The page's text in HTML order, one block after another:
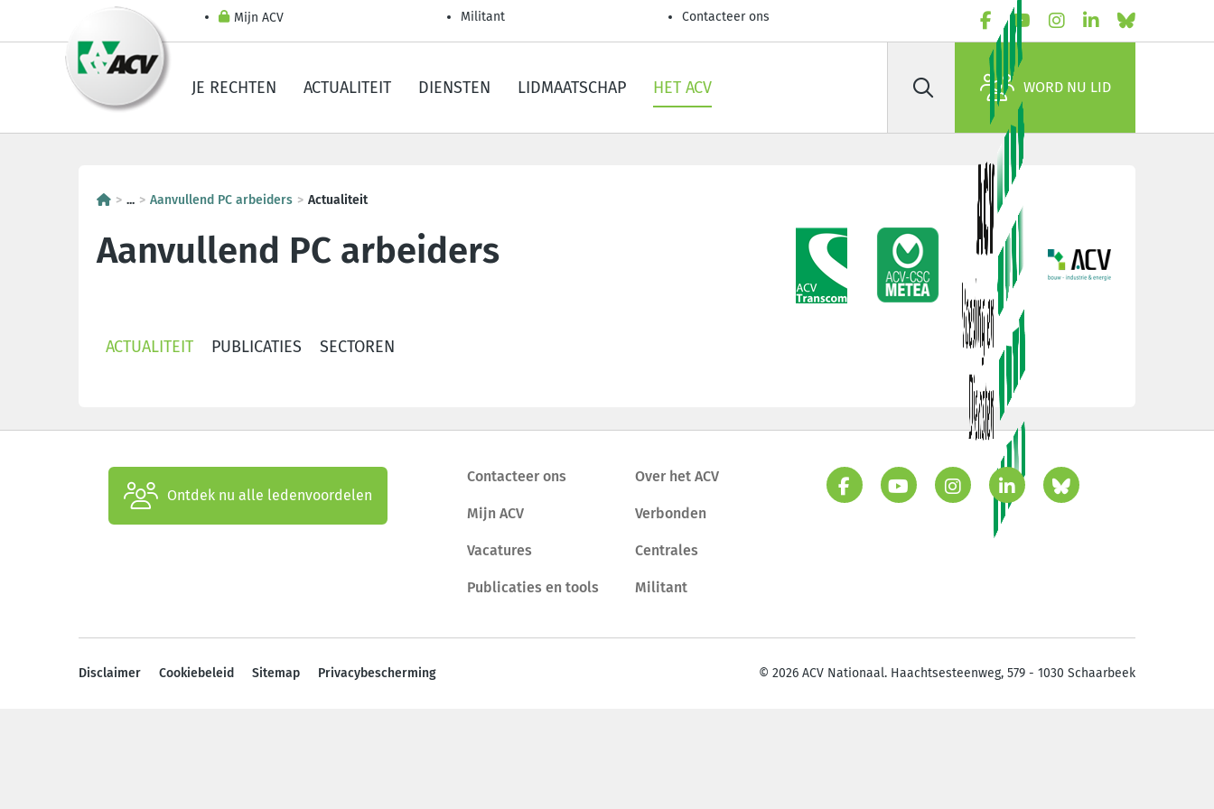
Mijn ACV Militant Contacteer ons
JE RECHTEN ACTUALITEIT DIENSTEN LIDMAATSCHAP HET ACV Zoek WORD NU LID
... Aanvullend PC arbeiders Actualiteit
Aanvullend PC arbeiders
ACTUALITEIT PUBLICATIES SECTOREN
Ontdek nu alle ledenvoordelen
Contacteer ons
Mijn ACV
Vacatures
Publicaties en tools
Over het ACV
Verbonden
Centrales
Militant
Disclaimer Cookiebeleid Sitemap Privacybescherming © 2026 ACV Nationaal. Haachtsesteenweg, 579 - 1030 Schaarbeek